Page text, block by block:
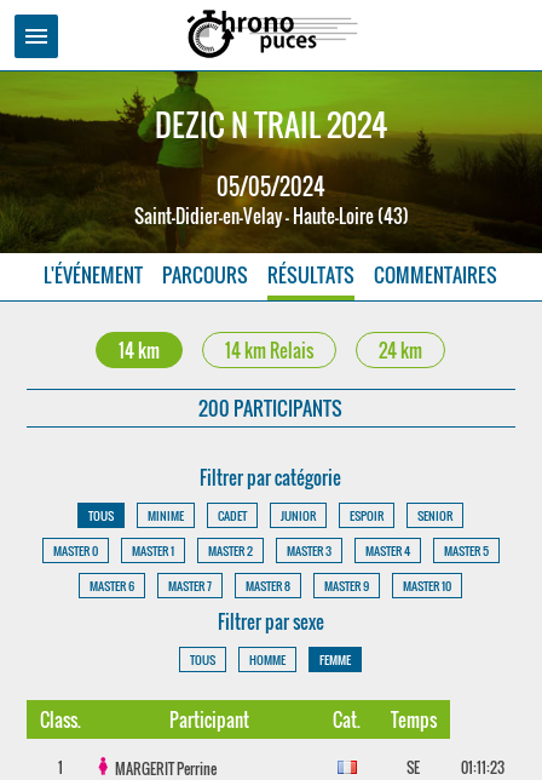
menu
DEZIC N TRAIL 2024
05/05/2024
Saint-Didier-en-Velay - Haute-Loire (43)
L'ÉVÉNEMENT PARCOURS RÉSULTATS COMMENTAIRES
14 km 14 km Relais 24 km
200 PARTICIPANTS
Filtrer par catégorie
TOUS MINIME CADET JUNIOR ESPOIR
SENIOR
MASTER 0
MASTER 1 MASTER 2 MASTER 3 MASTER 4
MASTER 5
MASTER 6
MASTER 7 MASTER 8 MASTER 9 MASTER 10
Filtrer par sexe
TOUS HOMME FEMME
Class. Participant Cat. Temps
1 MARGERITPerrine SE
01:11:23